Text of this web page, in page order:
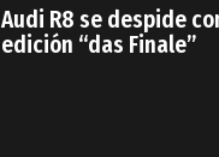
Audi R8 se despide
edición “das Finale”